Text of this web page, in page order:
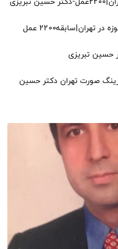
عمل
حسین تبریزی
صورت تهران دکتر حسین